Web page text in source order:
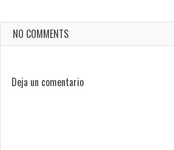
NO COMMENTS
Deja un comentario